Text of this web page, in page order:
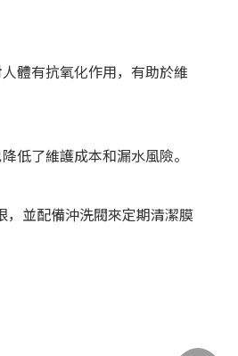
體有抗氧化作用，有助於維
低了維護成本和漏水風險。
，並配備沖洗閥來定期清潔膜